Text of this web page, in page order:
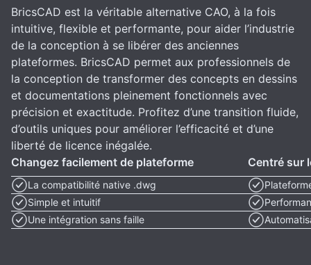
BricsCAD est la véritable alternative CAO, à la fois
intuitive, flexible et performante, pour aider l’industrie
de la conception à se libérer des anciennes
plateformes. BricsCAD permet aux professionnels de
la conception de transformer des concepts en dessins
et documentations pleinement fonctionnels avec
précision et exactitude. Profitez d’une transition fluide,
d’outils uniques pour améliorer l’efficacité et d’une
liberté de licence inégalée.
Changez facilement de plateforme
La compatibilité native .dwg
Simple et intuitif
Une intégration sans faille
Centré sur